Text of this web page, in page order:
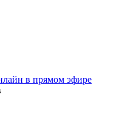
в прямом эфире